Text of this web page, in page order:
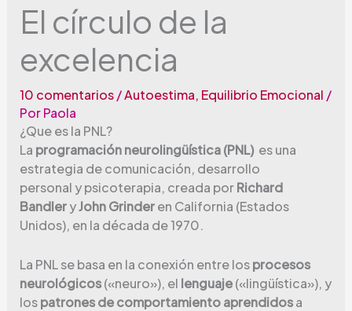
El círculo de la
excelencia
10 comentarios /Autoestima, Equilibrio Emocional /
PorPaola
¿Que es la PNL?
La programación neurolingüística (PNL) es una
estrategia de comunicación, desarrollo
personal y psicoterapia, creada porRichard
BandleryJohn Grinderen California (Estados
Unidos), en la década de 1970.
La PNL se basa en la conexión entre losprocesos
neurológicos(«neuro»), el lenguaje(«lingüística»), y
lospatrones de comportamiento aprendidosa